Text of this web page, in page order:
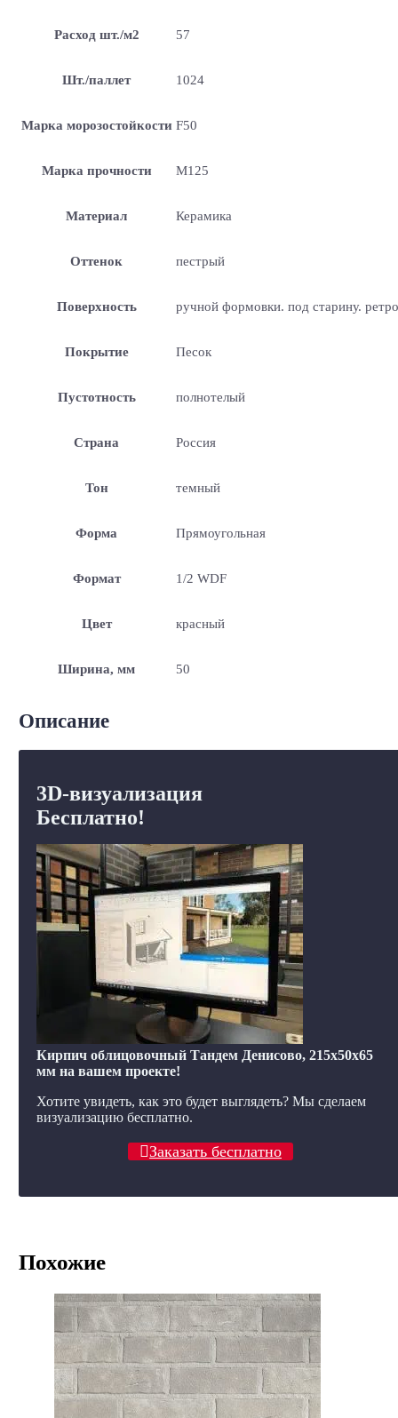
Расход шт./м2 57
Шт./паллет 1024
Марка морозостойкости F50
Марка прочности М125
Материал Керамика
Оттенок пестрый
Поверхность ручной формовки. под старину. ретро
Покрытие Песок
Пустотность полнотелый
Страна Россия
Тон темный
Форма Прямоугольная
Формат 1/2 WDF
Цвет красный
Ширина, мм 50
Описание
3D-визуализация
Бесплатно!
Кирпич облицовочный Тандем Денисово, 215x50x65
мм на вашем проекте!
Хотите увидеть, как это будет выглядеть? Мы сделаем
визуализацию бесплатно.
Заказать бесплатно
Похожие